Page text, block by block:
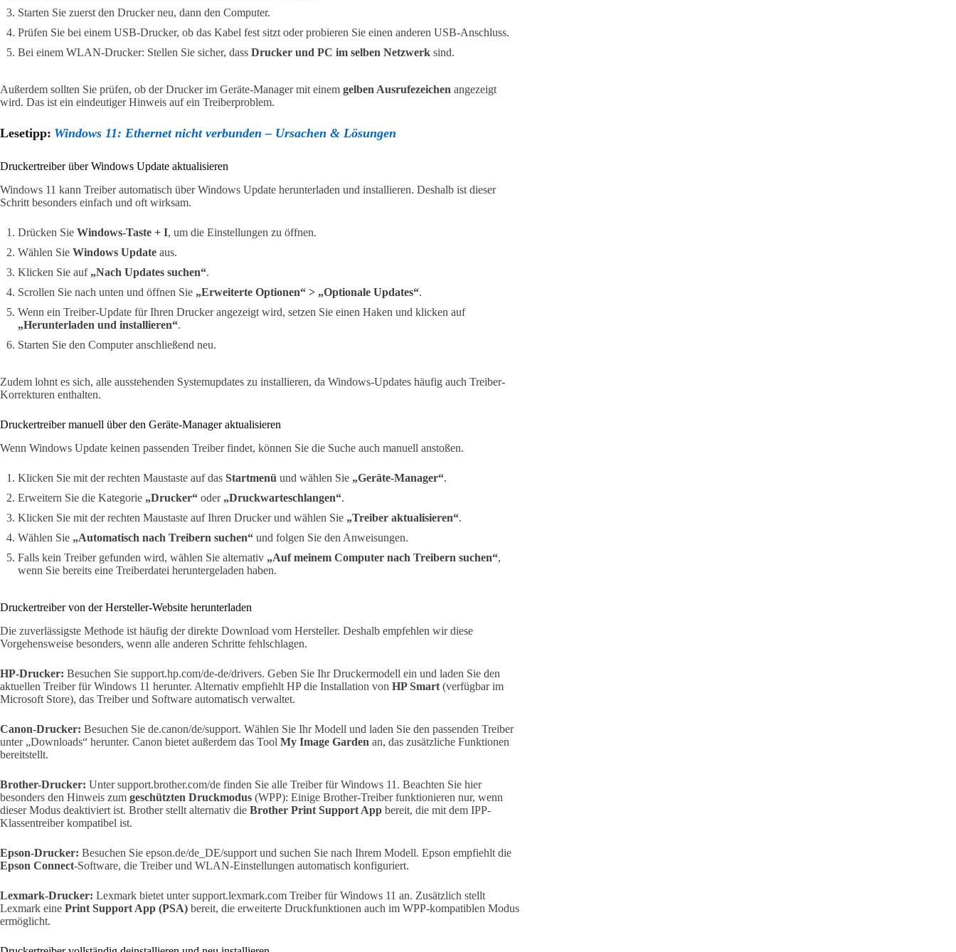
Starten Sie zuerst den Drucker neu, dann den Computer.
Prüfen Sie bei einem USB-Drucker, ob das Kabel fest sitzt oder probieren Sie einen anderen USB-Anschluss.
Bei einem WLAN-Drucker: Stellen Sie sicher, dass Drucker und PC im selben Netzwerk sind.
Außerdem sollten Sie prüfen, ob der Drucker im Geräte-Manager mit einem gelben Ausrufezeichen angezeigt
wird. Das ist ein eindeutiger Hinweis auf ein Treiberproblem.
Lesetipp: Windows 11: Ethernet nicht verbunden – Ursachen & Lösungen
Druckertreiber über Windows Update aktualisieren
Windows 11 kann Treiber automatisch über Windows Update herunterladen und installieren. Deshalb ist dieser
Schritt besonders einfach und oft wirksam.
Drücken Sie Windows-Taste + I, um die Einstellungen zu öffnen.
Wählen Sie Windows Update aus.
Klicken Sie auf „Nach Updates suchen“.
Scrollen Sie nach unten und öffnen Sie „Erweiterte Optionen“ > „Optionale Updates“.
Wenn ein Treiber-Update für Ihren Drucker angezeigt wird, setzen Sie einen Haken und klicken auf
„Herunterladen und installieren“.
Starten Sie den Computer anschließend neu.
Zudem lohnt es sich, alle ausstehenden Systemupdates zu installieren, da Windows-Updates häufig auch Treiber-
Korrekturen enthalten.
Druckertreiber manuell über den Geräte-Manager aktualisieren
Wenn Windows Update keinen passenden Treiber findet, können Sie die Suche auch manuell anstoßen.
Klicken Sie mit der rechten Maustaste auf das Startmenü und wählen Sie „Geräte-Manager“.
Erweitern Sie die Kategorie „Drucker“ oder „Druckwarteschlangen“.
Klicken Sie mit der rechten Maustaste auf Ihren Drucker und wählen Sie „Treiber aktualisieren“.
Wählen Sie „Automatisch nach Treibern suchen“ und folgen Sie den Anweisungen.
Falls kein Treiber gefunden wird, wählen Sie alternativ „Auf meinem Computer nach Treibern suchen“,
wenn Sie bereits eine Treiberdatei heruntergeladen haben.
Druckertreiber von der Hersteller-Website herunterladen
Die zuverlässigste Methode ist häufig der direkte Download vom Hersteller. Deshalb empfehlen wir diese
Vorgehensweise besonders, wenn alle anderen Schritte fehlschlagen.
HP-Drucker: Besuchen Sie support.hp.com/de-de/drivers. Geben Sie Ihr Druckermodell ein und laden Sie den
aktuellen Treiber für Windows 11 herunter. Alternativ empfiehlt HP die Installation von HP Smart (verfügbar im
Microsoft Store), das Treiber und Software automatisch verwaltet.
Canon-Drucker: Besuchen Sie de.canon/de/support. Wählen Sie Ihr Modell und laden Sie den passenden Treiber
unter „Downloads“ herunter. Canon bietet außerdem das Tool My Image Garden an, das zusätzliche Funktionen
bereitstellt.
Brother-Drucker: Unter support.brother.com/de finden Sie alle Treiber für Windows 11. Beachten Sie hier
besonders den Hinweis zum geschützten Druckmodus (WPP): Einige Brother-Treiber funktionieren nur, wenn
dieser Modus deaktiviert ist. Brother stellt alternativ die Brother Print Support App bereit, die mit dem IPP-
Klassentreiber kompatibel ist.
Epson-Drucker: Besuchen Sie epson.de/de_DE/support und suchen Sie nach Ihrem Modell. Epson empfiehlt die
Epson Connect-Software, die Treiber und WLAN-Einstellungen automatisch konfiguriert.
Lexmark-Drucker: Lexmark bietet unter support.lexmark.com Treiber für Windows 11 an. Zusätzlich stellt
Lexmark eine Print Support App (PSA) bereit, die erweiterte Druckfunktionen auch im WPP-kompatiblen Modus
ermöglicht.